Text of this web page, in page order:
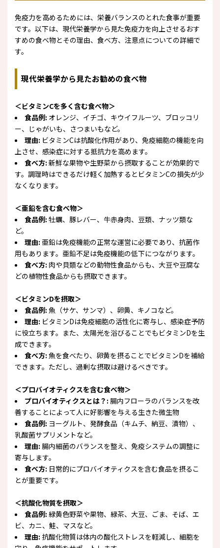
免疫力を高めるためには、栄養バランスのとれた食事が重要
です。以下は、現代栄養学から見た免疫力を向上させるおす
すめの食べ物とその理由、食べ方、注意点についての詳細で
す。
現代栄養学から見たお勧めの食べ物
＜ビタミンCを多く含む食べ物＞
食品例: オレンジ、イチゴ、キウイフルーツ、ブロッコリ
ー、じゃがいも、さつまいもなど。
理由: ビタミンCは抗酸化作用があり、免疫細胞の機能を向
上させ、感染症に対する抵抗力を高めます。
食べ方: 新鮮な果物や生野菜から摂取することが効果的で
す。調理時はできるだけ軽く加熱するとビタミンCの損失が少
なくなります。
＜亜鉛を含む食べ物＞
食品例: 牡蠣、豚レバー、牛赤身肉、豆類、ナッツ類な
ど。
理由: 亜鉛は免疫機能の正常な運営に必要であり、抗菌作
用もあります。亜鉛不足は免疫機能の低下につながります。
食べ方: 肉や貝類などの動物性食品からも、大豆や豆腐な
どの植物性食品からも摂取できます。
＜ビタミンDを摂取＞
食品例: 魚（サケ、サンマ）、卵黄、キノコなど。
理由: ビタミンDは免疫細胞の活性化に寄与し、感染症予防
に役立ちます。また、太陽光を浴びることでもビタミンDを生
成できます。
食べ方: 魚を食べたり、卵黄を摂ることでビタミンDを補給
できます。ただし、過剰な摂取は避けるべきです。
＜プロバイオティクスを含む食べ物＞
プロバイオティクスとは？: 腸内フローラのバランスを改
善することによって人に好影響を与える生きた微生物
食品例: ヨーグルト、発酵食品（キムチ、納豆、漬物）、
乳酸菌サプリメントなど。
理由: 腸内細菌のバランスを整え、免疫システムの調整に
寄与します。
食べ方: 日常的にプロバイオティクスを含む食品を摂るこ
とが重要です。
＜抗酸化物質を摂取＞
食品例: 緑黄色野菜や果物、緑茶、大豆、ごま、そば、エ
ビ、カニ、鮭、マスなど。
理由: 抗酸化物質は体内の酸化ストレスを軽減し、細胞を